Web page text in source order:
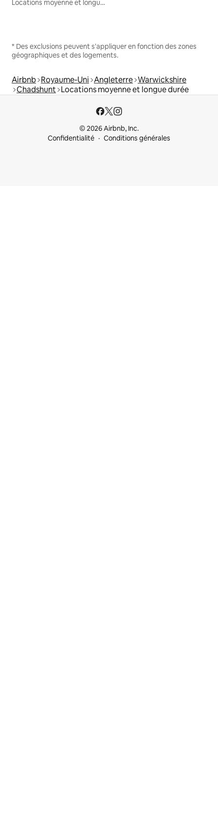
Locations moyenne et longue durée
* Des exclusions peuvent s'appliquer en fonction des zones
géographiques et des logements.
Airbnb Royaume-Uni Angleterre Warwickshire
Chadshunt Locations moyenne et longue durée
© 2026 Airbnb, Inc.
Confidentialité
Conditions générales